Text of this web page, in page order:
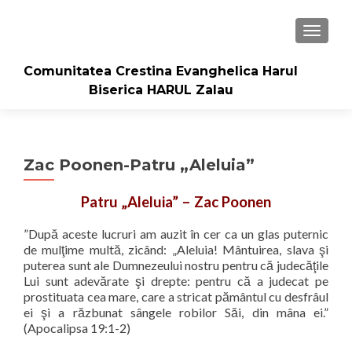
Comunitatea Crestina Evanghelica Harul
Biserica HARUL Zalau
Zac Poonen-Patru „Aleluia”
Patru „Aleluia” – Zac Poonen
”După aceste lucruri am auzit în cer ca un glas puternic
de mulţime multă, zicând: „Aleluia! Mântuirea, slava şi
puterea sunt ale Dumnezeului nostru pentru că judecăţile
Lui sunt adevărate şi drepte: pentru că a judecat pe
prostituata cea mare, care a stricat pământul cu desfrâul
ei şi a răzbunat sângele robilor Săi, din mâna ei.”
(Apocalipsa 19:1-2)